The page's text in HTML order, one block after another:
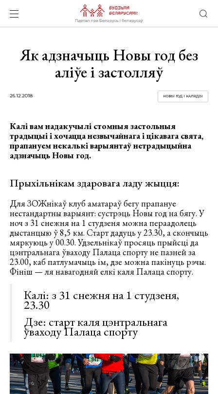
Як адзначыць Новы год без
аліўе і застолляў
26.12.2018 НОВЫ ГОД І КАЛЯДЫ
Калі вам надакучылі стомныя застольныя
традыцыі і хочацца незвычайнага і цікавага свята,
прапануем некалькі варыянтаў нетрадыцыйна
адзначыць Новы год.
Прыхільнікам здаровага ладу жыцця:
Для ЗОЖнікаў клуб аматараў бегу прапануе
нестандартны варыянт: сустрэць Новы год на бягу. У
ноч з 31 снежня на 1 студзеня можна пераадолець
дыстанцыю ў 8,5 км. Старт дадуць у 23.30, а скончыць
мяркуюць у 00.30. Удзельнікаў просяць прыйсці да
цэнтральнага ўваходу Палаца спорту не пазней за
23.00, каб патлумачыць ім, дзе можна пакінуць рэчы.
Фініш — ля навагодняй елкі каля Палаца спорту.
Калі: з 31 снежня на 1 студзеня,
23.30
Дзе: старт каля цэнтральнага
ўваходу Палаца спорту